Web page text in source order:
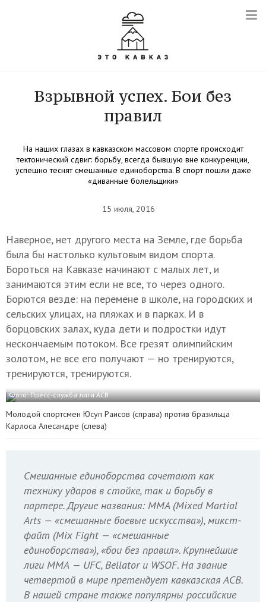
Взрывной успех. Бои без
правил
На наших глазах в кавказском массовом спорте происходит
тектонический сдвиг: борьбу, всегда бывшую вне конкуренции,
успешно теснят смешанные единоборства. В спорт пошли даже
«диванные болельщики»
15 июля, 2016
Наверное, нет другого места на Земле, где борьба
была бы настолько культовым видом спорта.
Бороться на Кавказе начинают с малых лет, и
занимаются этим если не все, то через одного.
Борются везде: на перемене в школе, на городских и
сельских улицах, на пляжах и в парках. И в
борцовских залах, куда дети и подростки идут
нескончаемым потоком. Все грезят олимпийским
золотом, не все его получают — но тренируются,
тренируются, тренируются.
Фото: Пресс-служба лиги АСВ
Молодой спортсмен Юсуп Раисов (справа) против бразильца
Карлоса Алесандре (слева)
Смешанные единоборства сочетают как
технику ударов в стойке, так и борьбу в
партере. Другие названия: MMA (Mixed Martial
Arts — «смешанные боевые искусства»), микст-
файт (Mix Fight — «смешанные
единоборства»), «бои без правил». Крупнейшие
лиги ММА — UFC, Bellator и WSOF. На звание
четвертой в мире претендует кавказская ACB.
В нашей стране также популярны российские